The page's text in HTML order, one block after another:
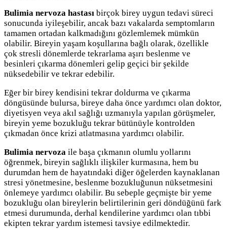
Bulimia nervoza hastası birçok birey uygun tedavi süreci
sonucunda iyileşebilir, ancak bazı vakalarda semptomların
tamamen ortadan kalkmadığını gözlemlemek mümkün
olabilir. Bireyin yaşam koşullarına bağlı olarak, özellikle
çok stresli dönemlerde tekrarlama aşırı beslenme ve
besinleri çıkarma dönemleri gelip geçici bir şekilde
nüksedebilir ve tekrar edebilir.
Eğer bir birey kendisini tekrar doldurma ve çıkarma
döngüsünde bulursa, bireye daha önce yardımcı olan doktor,
diyetisyen veya akıl sağlığı uzmanıyla yapılan görüşmeler,
bireyin yeme bozukluğu tekrar bütünüyle kontrolden
çıkmadan önce krizi atlatmasına yardımcı olabilir.
Bulimia nervoza ile başa çıkmanın olumlu yollarını
öğrenmek, bireyin sağlıklı ilişkiler kurmasına, hem bu
durumdan hem de hayatındaki diğer öğelerden kaynaklanan
stresi yönetmesine, beslenme bozukluğunun nüksetmesini
önlemeye yardımcı olabilir. Bu sebeple geçmişte bir yeme
bozukluğu olan bireylerin belirtilerinin geri döndüğünü fark
etmesi durumunda, derhal kendilerine yardımcı olan tıbbi
ekipten tekrar yardım istemesi tavsiye edilmektedir.